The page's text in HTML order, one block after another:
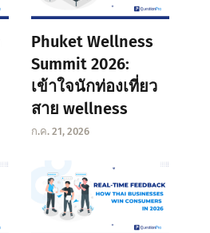
Phuket Wellness
Summit 2026:
เข้าใจนักท่องเที่ยว
สาย wellness
ก.ค. 21, 2026